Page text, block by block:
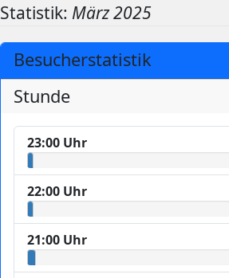
Statistik: März 2025
Besucherstatistik
Stunde
23:00 Uhr
22:00 Uhr
21:00 Uhr